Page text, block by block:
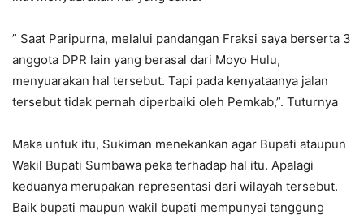
” Saat Paripurna, melalui pandangan Fraksi saya berserta 3
anggota DPR lain yang berasal dari Moyo Hulu,
menyuarakan hal tersebut. Tapi pada kenyataanya jalan
tersebut tidak pernah diperbaiki oleh Pemkab,”. Tuturnya
Maka untuk itu, Sukiman menekankan agar Bupati ataupun
Wakil Bupati Sumbawa peka terhadap hal itu. Apalagi
keduanya merupakan representasi dari wilayah tersebut.
Baik bupati maupun wakil bupati mempunyai tanggung